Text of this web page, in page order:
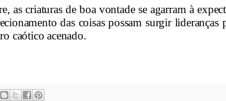
as criaturas de boa vontade se agarram à
das coisas possam surgir lideranças
caótico acenado.